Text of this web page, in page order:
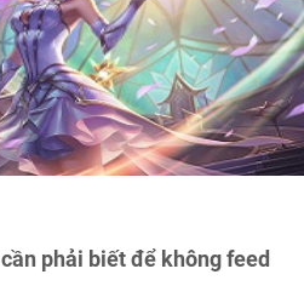
phải biết để không feed